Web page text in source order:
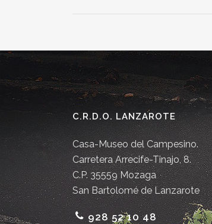
C.R.D.O. LANZAROTE
Casa-Museo del Campesino.
Carretera Arrecife-Tinajo, 8.
C.P. 35559 Mozaga
San Bartolomé de Lanzarote
928 52 10 48